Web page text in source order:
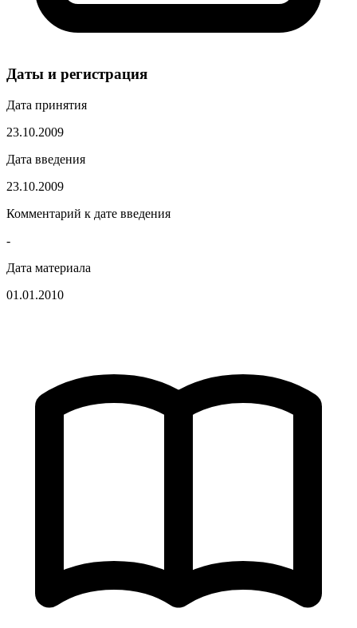
Даты и регистрация
Дата принятия
23.10.2009
Дата введения
23.10.2009
Комментарий к дате введения
-
Дата материала
01.01.2010